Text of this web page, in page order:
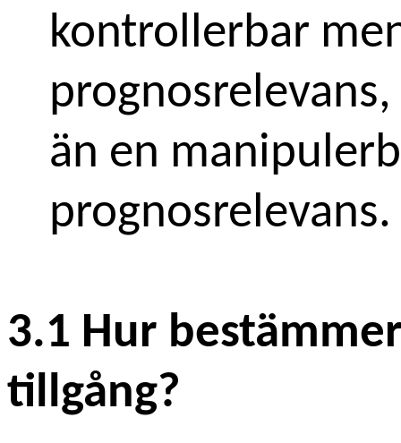
kontrollerbar
prognosrelevans,
än en
prognosrelevans.
3.1 Hur
tillgång?